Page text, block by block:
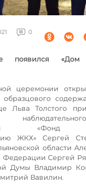
0
появился «Дом
церемонии
образцового
Толстого
«Фонд
ЖКХ» Сергей
области
Федерации Сергей
Думы Владимир
Вавилин.